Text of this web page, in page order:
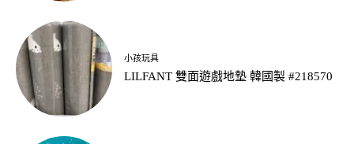
小孩玩具
LILFANT 雙面遊戲地墊 韓國製 #218570